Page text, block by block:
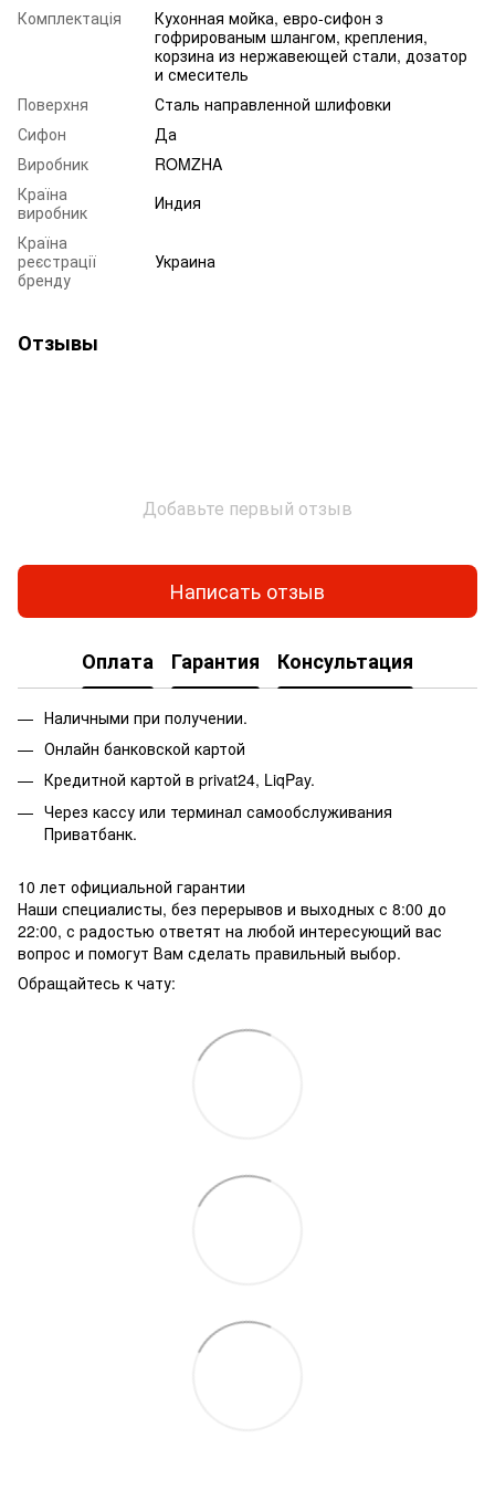
Комплектація
Кухонная мойка, евро-сифон з
гофрированым шлангом, крепления,
корзина из нержавеющей стали, дозатор
и смеситель
Поверхня
Сталь направленной шлифовки
Сифон
Да
Виробник
ROMZHA
Країна
виробник
Индия
Країна
реєстрації
бренду
Украина
Отзывы
Добавьте первый отзыв
Написать отзыв
Оплата Гарантия Консультация
Наличными при получении.
Онлайн банковской картой
Кредитной картой в privat24, LiqPay.
Через кассу или терминал самообслуживания
Приватбанк.
10 лет официальной гарантии
Наши специалисты, без перерывов и выходных с 8:00 до
22:00, с радостью ответят на любой интересующий вас
вопрос и помогут Вам сделать правильный выбор.
Обращайтесь к чату: